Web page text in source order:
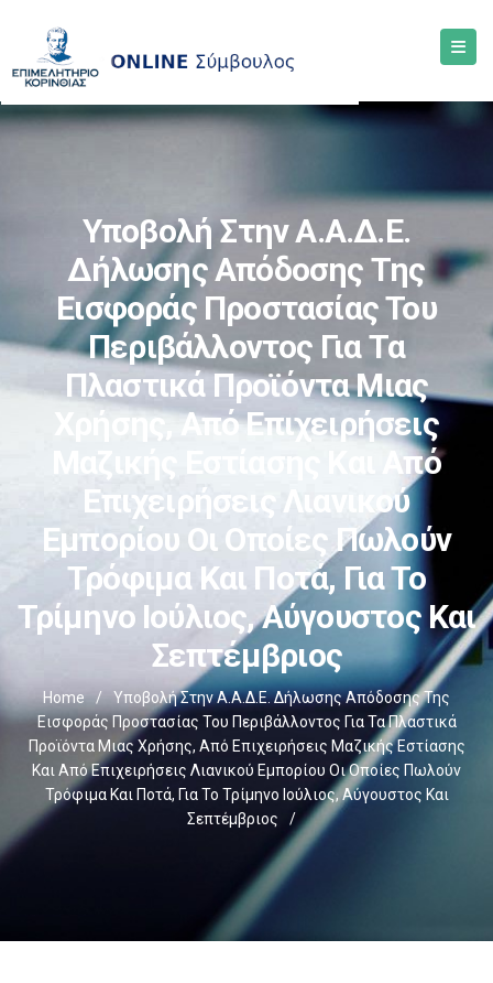
Υποβολή Στην Α.Α.Δ.Ε.
Δήλωσης Απόδοσης Της
Εισφοράς Προστασίας Του
Περιβάλλοντος Για Τα
Πλαστικά Προϊόντα Μιας
Χρήσης, Από Επιχειρήσεις
Μαζικής Εστίασης Και Από
Επιχειρήσεις Λιανικού
Εμπορίου Οι Οποίες Πωλούν
Τρόφιμα Και Ποτά, Για Το
Τρίμηνο Ιούλιος, Αύγουστος Και
Σεπτέμβριος
Home /
Υποβολή Στην Α.Α.Δ.Ε. Δήλωσης Απόδοσης Της
Εισφοράς Προστασίας Του Περιβάλλοντος Για Τα Πλαστικά
Προϊόντα Μιας Χρήσης, Από Επιχειρήσεις Μαζικής Εστίασης
Και Από Επιχειρήσεις Λιανικού Εμπορίου Οι Οποίες Πωλούν
Τρόφιμα Και Ποτά, Για Το Τρίμηνο Ιούλιος, Αύγουστος Και
Σεπτέμβριος
/